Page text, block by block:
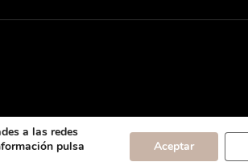
a las redes
pulsa
Aceptar